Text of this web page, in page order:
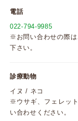
電話
022-794-9985
※お問い合わせの際は
下さい。
診療動物
イヌ / ネコ
※ウサギ、フェレッ
い合わせください。